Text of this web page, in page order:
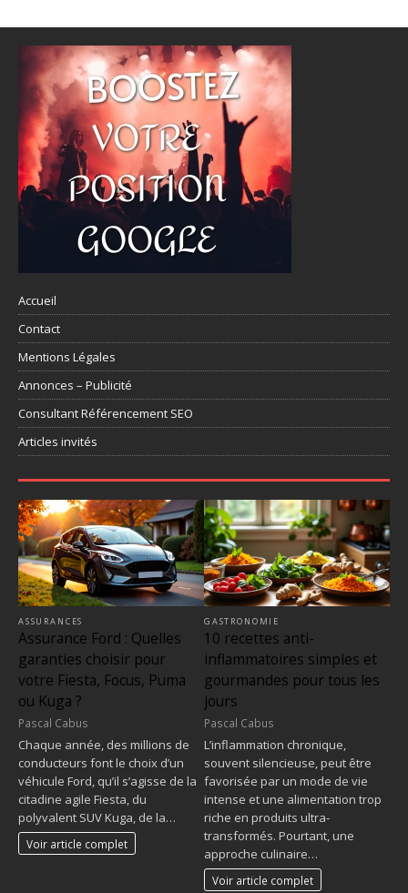
Accueil
Contact
Mentions Légales
Annonces – Publicité
Consultant Référencement SEO
Articles invités
ASSURANCES
Assurance Ford : Quelles
garanties choisir pour
votre Fiesta, Focus, Puma
ou Kuga ?
Pascal Cabus
Chaque année, des millions de
conducteurs font le choix d’un
véhicule Ford, qu’il s’agisse de la
citadine agile Fiesta, du
polyvalent SUV Kuga, de la…
Voir article complet
GASTRONOMIE
10 recettes anti-
inflammatoires simples et
gourmandes pour tous les
jours
Pascal Cabus
L’inflammation chronique,
souvent silencieuse, peut être
favorisée par un mode de vie
intense et une alimentation trop
riche en produits ultra-
transformés. Pourtant, une
approche culinaire…
Voir article complet